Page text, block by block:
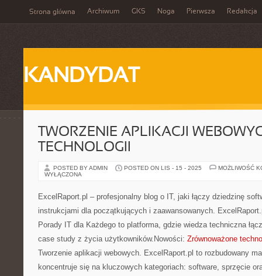
Strona główna Archiwum GKS Noga Pierwsza Redakcja
KANDYDAT
TWORZENIE APLIKACJI
TECHNOLOGII
POSTED BY ADMIN POSTED ON LIS - 15 - 2025
MOŻLIWOŚĆ
WYŁĄCZONA
ExcelRaport.pl – profesjonalny blog o IT, jaki łączy dziedzinę
instrukcjami dla początkujących i zaawansowanych.
Porady IT dla Każdego to platforma, gdzie wiedza techniczna
case study z życia użytkowników.Nowości: Zrównoważone
Tworzenie aplikacji webowych. ExcelRaport.pl to rozbudowany
koncentruje się na kluczowych kategoriach: software, sprzęcie